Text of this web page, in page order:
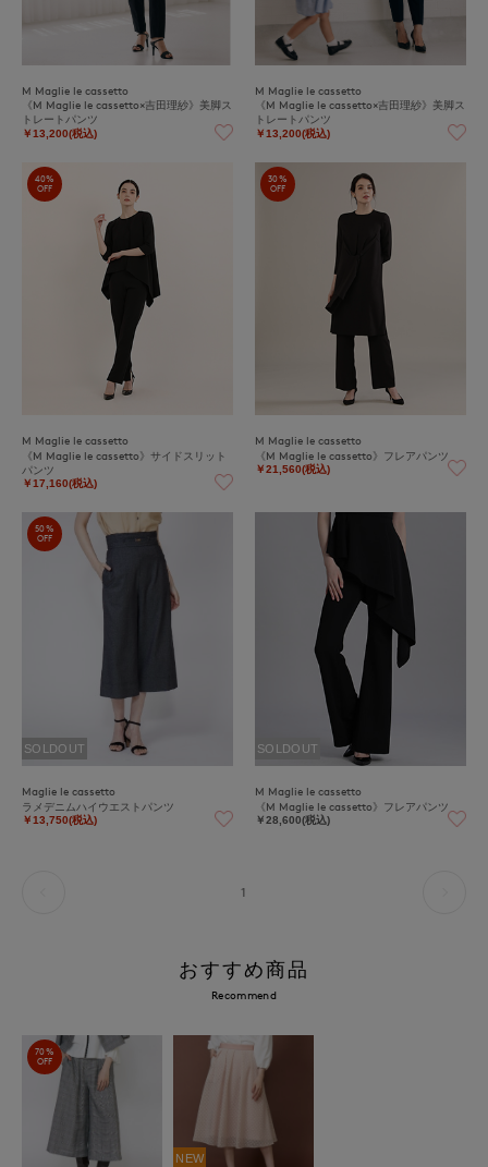
M Maglie le cassetto
《M Maglie le cassetto×吉田理紗》美脚ス
トレートパンツ
￥13,200(税込)
M Maglie le cassetto
《M Maglie le cassetto×吉田理紗》美脚ス
トレートパンツ
￥13,200(税込)
40%
OFF
M Maglie le cassetto
《M Maglie le cassetto》サイドスリット
パンツ
￥17,160(税込)
30%
OFF
M Maglie le cassetto
《M Maglie le cassetto》フレアパンツ
￥21,560(税込)
50%
OFF
SOLDOUT
Maglie le cassetto
ラメデニムハイウエストパンツ
￥13,750(税込)
SOLDOUT
M Maglie le cassetto
《M Maglie le cassetto》フレアパンツ
￥28,600(税込)
1
おすすめ商品
Recommend
70%
OFF
NEW